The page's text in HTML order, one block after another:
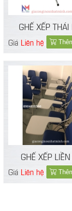
GHẾ XẾP THÁI
LƯNG
Giá Liên hệ
GHẾ XẾP
KHUNG
Giá Liên hệ